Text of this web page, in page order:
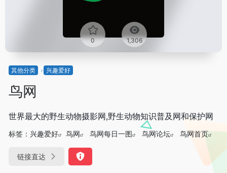
0 1,306
其他分类 兴趣爱好
鸟网
世界最大的野生动物摄影网,野生动物知识普及网和保护网
标签： 兴趣爱好 鸟网 鸟网每日一图 鸟网论坛 鸟网首页
链接直达